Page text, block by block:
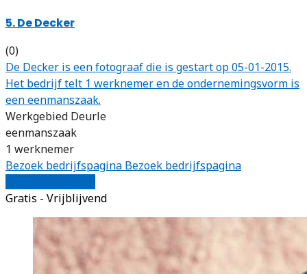
5. De Decker
(0)
De Decker is een fotograaf die is gestart op 05-01-2015.
Het bedrijf telt 1 werknemer en de ondernemingsvorm is
een eenmanszaak.
Werkgebied Deurle
eenmanszaak
1 werknemer
Bezoek bedrijfspagina Bezoek bedrijfspagina
Gratis - Vrijblijvend